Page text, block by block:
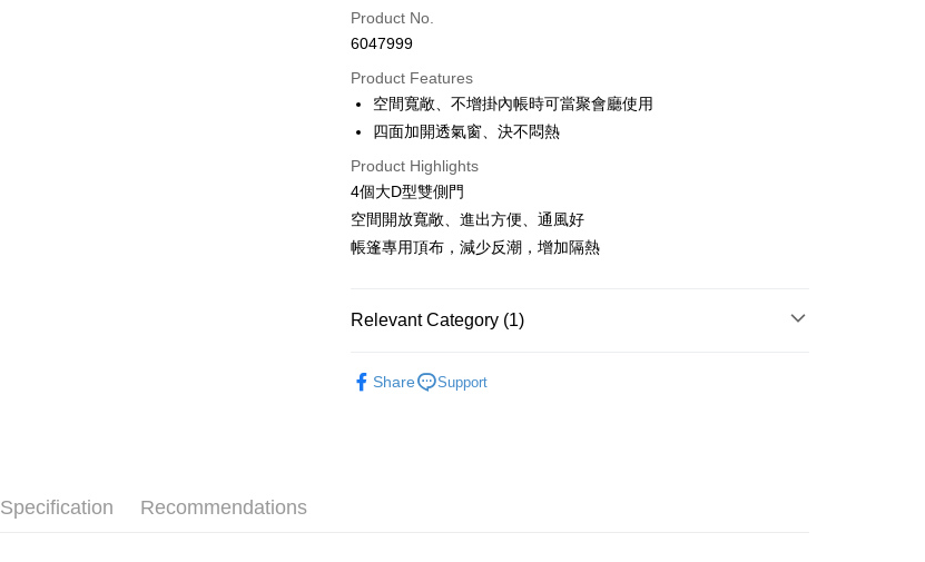
Credit Card (Full Payment)
LINE Pay
Apple Pay
Easy Wallet
ATM Transfer
Shipping Method
NT$160/order | Free shipping on orders of NT$1,000 or more
Product No.
6047999
Product Features
空間寬敞、不增掛內帳時可當聚會廳使用
四面加開透氣窗、決不悶熱
Product Highlights
4個大D型雙側門
空間開放寬敞、進出方便、通風好
帳篷專用頂布，減少反潮，增加隔熱
Relevant Category (1)
Share
Support
Specification Recommendations